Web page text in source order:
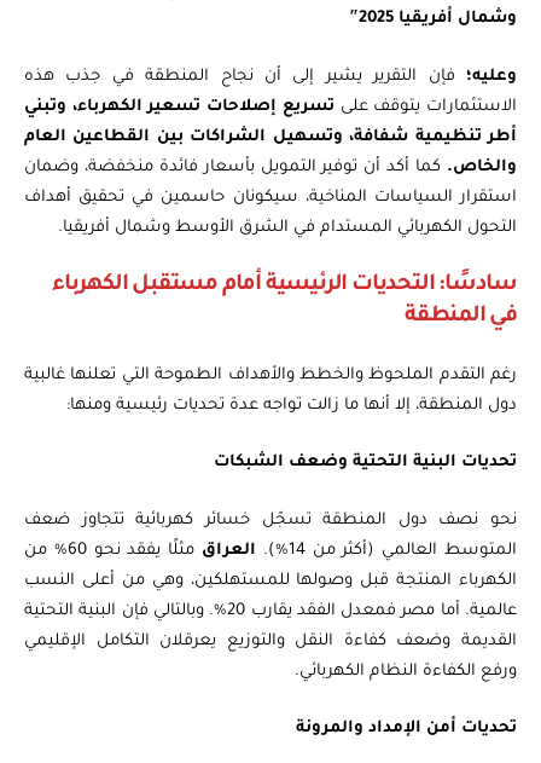
وشمال أفريقيا 2025″
وعليه؛فإن التقرير يشير إلى أن نجاح المنطقة في جذب هذه
الاستثمارات يتوقف على تسريع إصلاحات تسعير الكهرباء، وتبني
أطر تنظيمية شفافة، وتسهيل الشراكات بين القطاعين العام
والخاص.كما أكد أن توفير التمويل بأسعار فائدة منخفضة، وضمان
استقرار السياسات المناخية، سيكونان حاسمين في تحقيق أهداف
التحول الكهربائي المستدام في الشرق الأوسط وشمال أفريقيا.
سادسًا: التحديات الرئيسية أمام مستقبل الكهرباء
في المنطقة
رغم التقدم الملحوظ والخطط والأهداف الطموحة التي تعلنها غالبية
دول المنطقة، إلا أنها ما زالت تواجه عدة تحديات رئيسية ومنها:
تحديات البنية التحتية وضعف الشبكات
نحو نصف دول المنطقة تسجّل خسائر كهربائية تتجاوز ضعف
المتوسط العالمي (أكثر من 14%).
العراق
مثلًا يفقد نحو 60% من
الكهرباء المنتجة قبل وصولها للمستهلكين، وهي من أعلى النسب
عالمية. أما مصر فمعدل الفقد يقارب 20%. وبالتالي فإن البنية التحتية
القديمة وضعف كفاءة النقل والتوزيع يعرقلان التكامل الإقليمي
ورفع الكفاءة النظام الكهربائي.
تحديات أمن الإمداد والمرونة